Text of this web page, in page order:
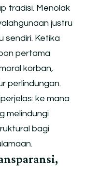
tradisi. Menolak
justru
sendiri. Ketika
pertama
korban,
perlindungan.
ke mana
melindungi
bagi